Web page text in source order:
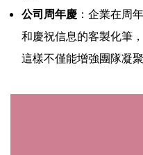
公司周年慶 ：企業在周
和慶祝信息的客製化筆
這樣不僅能增強團隊凝